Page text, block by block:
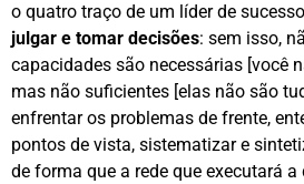
o quatro traço de um líder de
julgar e tomar decisões: sem isso,
capacidades são necessárias [você
mas não suficientes [elas não são
enfrentar os problemas de frente,
pontos de vista, sistematizar e
de forma que a rede que executará